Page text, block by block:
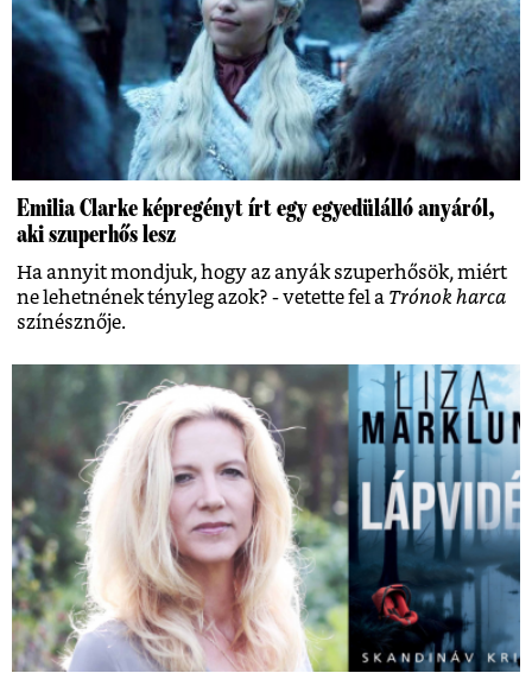
Emilia Clarke képregényt írt egy egyedülálló anyáról,
aki szuperhős lesz
Ha annyit mondjuk, hogy az anyák szuperhősök, miért
ne lehetnének tényleg azok? - vetette fel a Trónok harca
színésznője.